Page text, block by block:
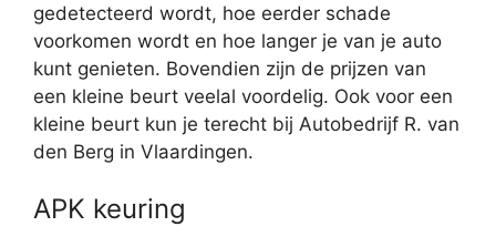
gedetecteerd wordt, hoe eerder schade
voorkomen wordt en hoe langer je van je auto
kunt genieten. Bovendien zijn de prijzen van
een kleine beurt veelal voordelig. Ook voor een
kleine beurt kun je terecht bij Autobedrijf R. van
den Berg in Vlaardingen.
APK keuring